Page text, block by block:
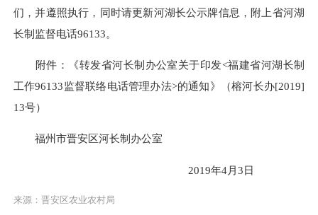
们，并遵照执行，同时请更新河湖长公示牌信息，附上省河湖
长制监督电话96133。
附件：《转发省河长制办公室关于印发<福建省河湖长制
工作96133监督联络电话管理办法>的通知》（榕河长办[2019]
13号）
福州市晋安区河长制办公室
2019年4月3日
来源：晋安区农业农村局